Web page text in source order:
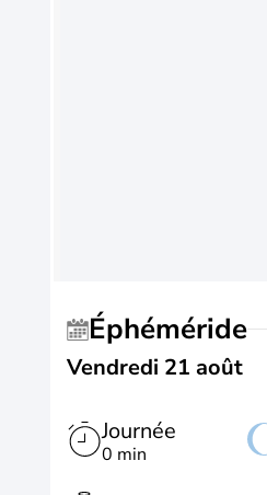
Éphéméride
Vendredi 21 août
Journée
0 min